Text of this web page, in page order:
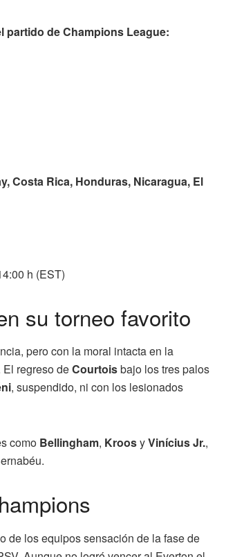
partido de Champions League:
Costa Rica, Honduras, Nicaragua, El
h (EST)
su torneo favorito
pero con la moral intacta en la
regreso deCourtoisbajo los tres palos
, suspendido, ni con los lesionados
como Bellingham, KroosyVinícius Jr.,
de los equipos sensación de la fase de